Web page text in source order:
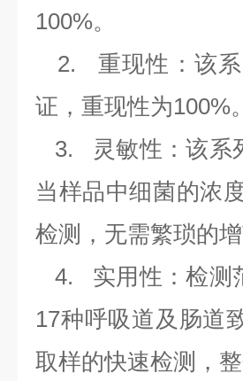
100%。
2. 重现性：该
证，重现性为100%。
3.
灵敏性：该系
当样品中细菌的浓
检测，无需繁琐的增
4. 实用性：检测
17种呼吸道及肠道
取样的快速检测，